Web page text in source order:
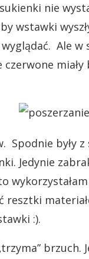
nie
wstawki
Ale w
Spodnie były
Jedynie
resztki
:).